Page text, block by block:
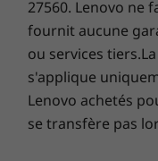
énergétique.
Logiciels
Lenovo Vantage
McAfee
Version
Version d'essai
27560. Lenovo ne
fournit aucune
ou services
s'applique
Lenovo achetés
se transfère pas